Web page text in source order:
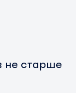
не старше